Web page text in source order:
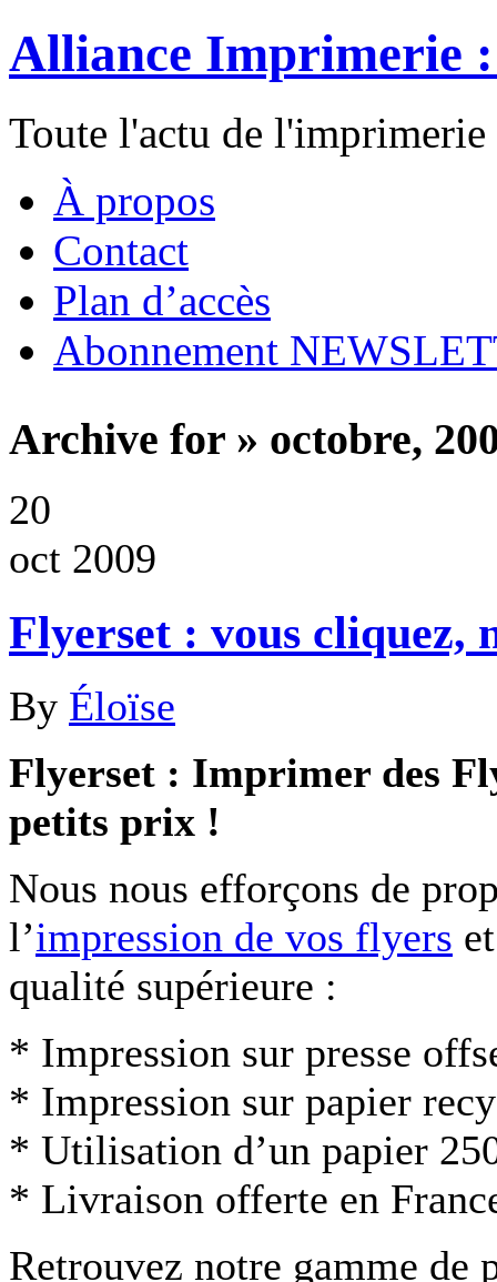
Alliance Imprimerie
Toute l'actu de
À propos
Contact
Plan d’accès
Abonnement
Archive for » octobre,
20
oct 2009
Flyerset : vous cliquez,
By Éloïse
Flyerset : Imprimer des
petits prix !
Nous nous efforçons de
l’impression de vos flyers
qualité supérieure :
* Impression sur presse
* Impression sur papier
* Utilisation d’un papier
* Livraison offerte en
Retrouvez notre gamme de